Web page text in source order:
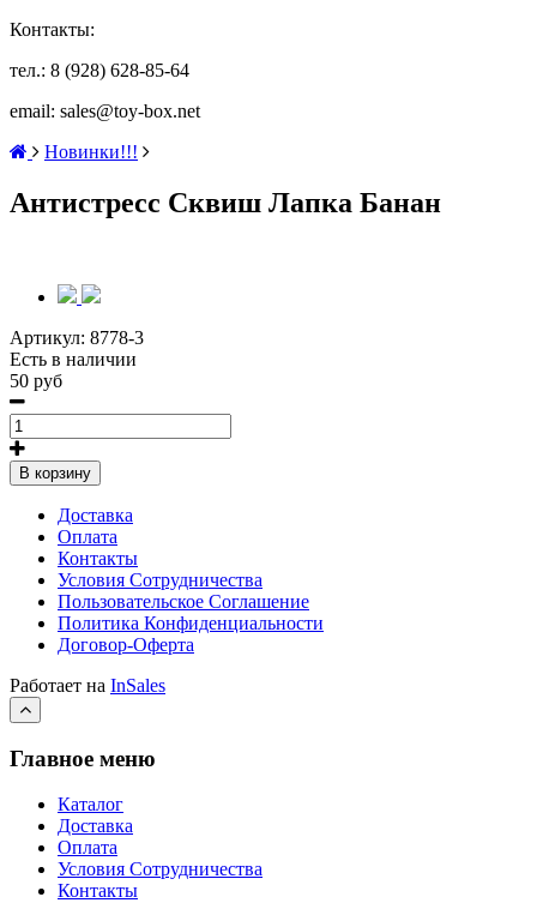
Контакты:
тел.: 8 (928) 628-85-64
email: sales@toy-box.net
Новинки!!!
Антистресс Сквиш Лапка Банан
Артикул: 8778-3
Есть в наличии
50 руб
В корзину
Доставка
Оплата
Контакты
Условия Сотрудничества
Пользовательское Соглашение
Политика Конфиденциальности
Договор-Оферта
Работает на InSales
Главное меню
Каталог
Доставка
Оплата
Условия Сотрудничества
Контакты